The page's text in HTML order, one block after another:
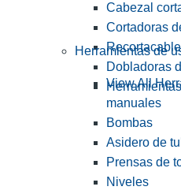
Cabezal
Cortadoras
Dobladoras
Herramientas de
View All
manuales
Bombas
Asidero de
Prensas de
Niveles